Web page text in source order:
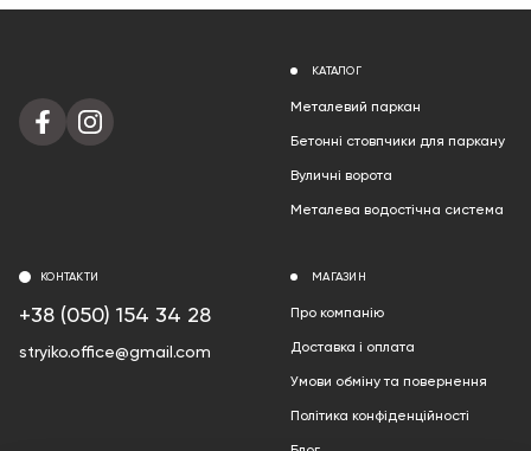
КАТАЛОГ
Металевий паркан
Бетонні стовпчики для паркану
Вуличні ворота
Металева водостічна система
МАГАЗИН
Про компанію
Доставка і оплата
Умови обміну та повернення
Політика конфіденційності
КОНТАКТИ
+38 (050) 154 34 28
stryiko.office@gmail.com